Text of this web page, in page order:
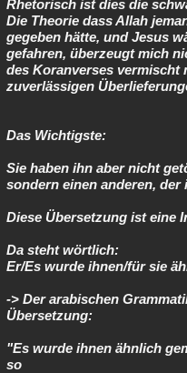
Rhetorisch ist dies die
Die Theorie dass Allah
gegeben hätte, und Jesus
gefahren, überzeugt mich
des Koranverses vermischt
zuverlässigen
Das Wichtigste:
Sie haben ihn aber nicht
sondern einen anderen, der
Diese Übersetzung ist eine
Da steht wörtlich:
Er/Es wurde ihnen/für sie
-> Der arabischen
Übersetzung:
"Es wurde ihnen ähnlich
so